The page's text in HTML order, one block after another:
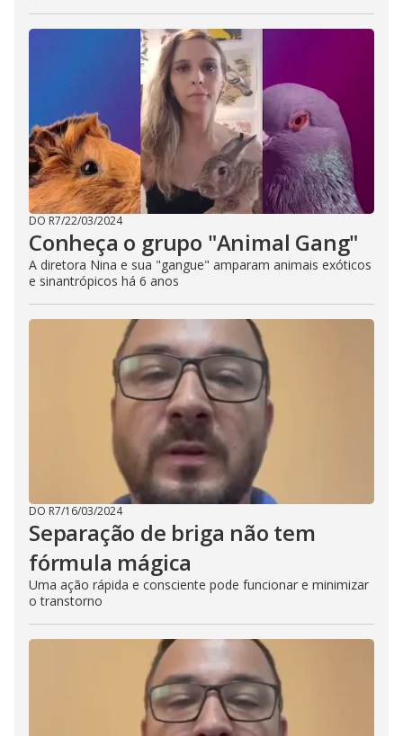
DO R7/22/03/2024
Conheça o grupo "Animal Gang"
A diretora Nina e sua "gangue" amparam animais exóticos
e sinantrópicos há 6 anos
DO R7/16/03/2024
Separação de briga não tem
fórmula mágica
Uma ação rápida e consciente pode funcionar e minimizar
o transtorno